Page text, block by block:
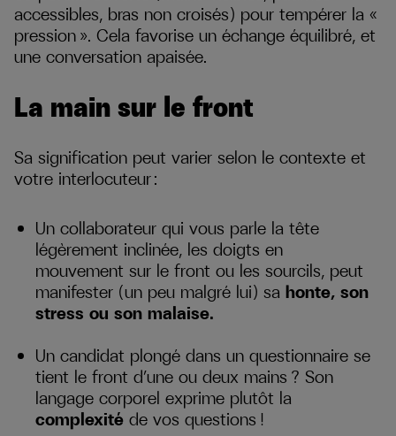
accessibles, bras non croisés) pour tempérer la «
pression ». Cela favorise un échange équilibré, et
une conversation apaisée.
La main sur le front
Sa signification peut varier selon le contexte et
votre interlocuteur :
Un collaborateur qui vous parle la tête
légèrement inclinée, les doigts en
mouvement sur le front ou les sourcils, peut
manifester (un peu malgré lui) sa honte, son
stress ou son malaise.
Un candidat plongé dans un questionnaire se
tient le front d’une ou deux mains ? Son
langage corporel exprime plutôt la
complexité de vos questions !